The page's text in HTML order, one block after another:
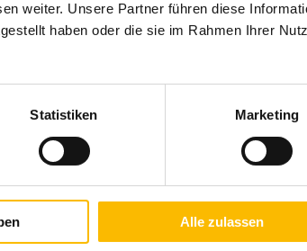
weiter. Unsere Partner führen diese
haben oder die sie im Rahmen Ihrer
Statistiken Marketing
Alle zulassen
bei starkem Wind